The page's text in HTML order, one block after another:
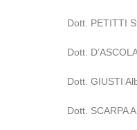
Dott. PETITTI
Dott.
Dott. GIUSTI
Dott. SCARPA